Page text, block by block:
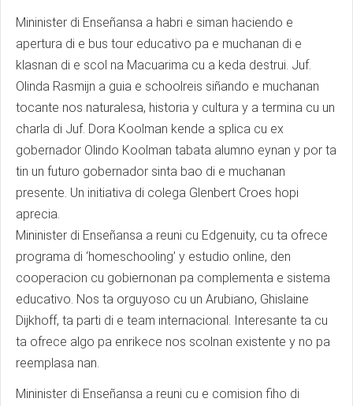
Mininister di Enseñansa a habri e siman haciendo e
apertura di e bus tour educativo pa e muchanan di e
klasnan di e scol na Macuarima cu a keda destrui. Juf.
Olinda Rasmijn a guia e schoolreis siñando e muchanan
tocante nos naturalesa, historia y cultura y a termina cu un
charla di Juf. Dora Koolman kende a splica cu ex
gobernador Olindo Koolman tabata alumno eynan y por ta
tin un futuro gobernador sinta bao di e muchanan
presente. Un initiativa di colega Glenbert Croes hopi
aprecia.
Mininister di Enseñansa a reuni cu Edgenuity, cu ta ofrece
programa di ‘homeschooling’ y estudio online, den
cooperacion cu gobiernonan pa complementa e sistema
educativo. Nos ta orguyoso cu un Arubiano, Ghislaine
Dijkhoff, ta parti di e team internacional. Interesante ta cu
ta ofrece algo pa enrikece nos scolnan existente y no pa
reemplasa nan.
Mininister di Enseñansa a reuni cu e comision fiho di